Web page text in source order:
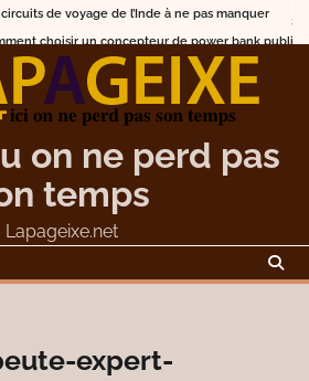
de voyage de l’Inde à ne pas manquer
choisir un concepteur de power bank publicitaire
on ne perd pas
temps
Lapageixe.net
expert-